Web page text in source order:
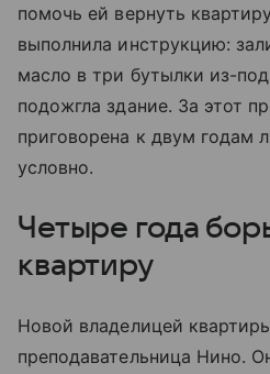
помочь ей вернуть
выполнила инструкцию:
масло в три бутылки из-
подожгла здание. За этот
приговорена к двум годам
условно.
Четыре года
квартиру
Новой владелицей
преподавательница Нино.